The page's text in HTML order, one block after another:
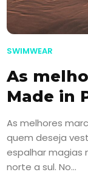
SWIMWEAR
As
Made in
As melhores
quem deseja
espalhar magias
norte a sul. No...